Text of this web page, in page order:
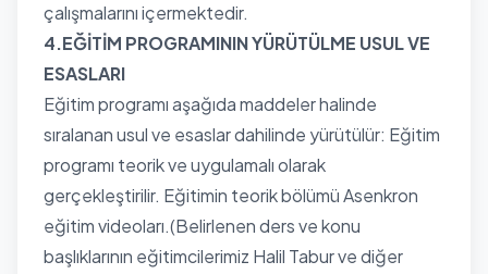
çalışmalarını içermektedir.
4.EĞİTİM PROGRAMININ YÜRÜTÜLME USUL VE
ESASLARI
Eğitim programı aşağıda maddeler halinde
sıralanan usul ve esaslar dahilinde yürütülür: Eğitim
programı teorik ve uygulamalı olarak
gerçekleştirilir. Eğitimin teorik bölümü Asenkron
eğitim videoları.(Belirlenen ders ve konu
başlıklarının eğitimcilerimiz Halil Tabur ve diğer